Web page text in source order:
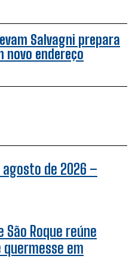
Salvagni prepara
novo endereço
agosto de 2026 –
São Roque reúne
em